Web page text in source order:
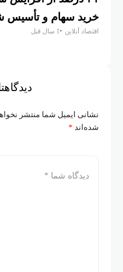
خرید سهام و تأسیس
اقتصاد آنلاین 1 سال قبل
نشانی ایمیل شما منتشر
شده‌اند *